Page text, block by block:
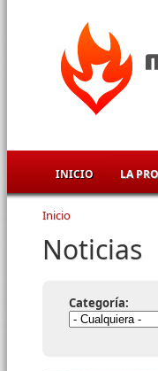
INICIO LA
Se
Inicio
Noticias
Categoría: